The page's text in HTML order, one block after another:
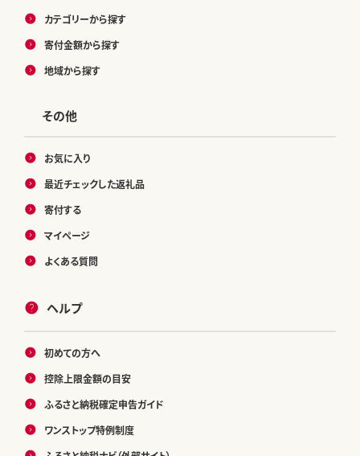
カテゴリーから探す
寄付金額から探す
地域から探す
その他
お気に入り
最近チェックした返礼品
寄付する
マイページ
よくある質問
ヘルプ
初めての方へ
控除上限金額の目安
ふるさと納税確定申告ガイド
ワンストップ特例制度